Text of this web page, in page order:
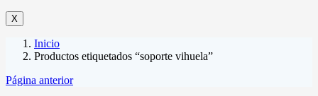
X
Inicio
Productos etiquetados “soporte vihuela”
Página anterior